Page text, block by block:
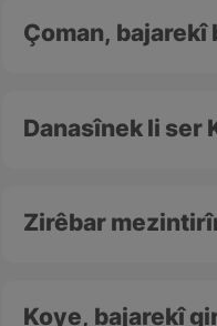
Çoman,
Danasînek li ser
Zirêbar
Koye, bajarekî